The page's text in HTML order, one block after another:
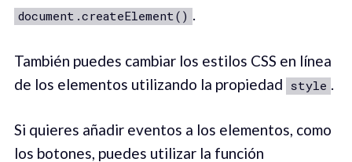
document.createElement() .
También puedes cambiar los estilos CSS en línea
de los elementos utilizando la propiedad style
Si quieres añadir eventos a los elementos, como
los botones, puedes utilizar la función